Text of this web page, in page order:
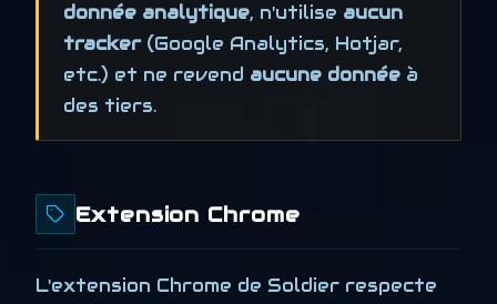
donnée analytique, n'utilise aucun
tracker(Google Analytics, Hotjar,
etc.) et ne revend aucune donnée à
des tiers.
Extension Chrome
L'extension Chrome de Soldier respecte